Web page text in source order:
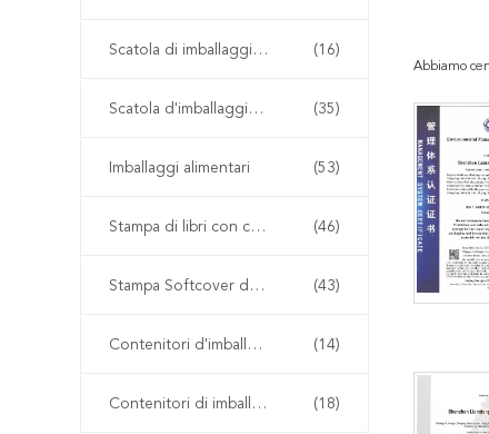
Scatola di imballaggio Vape (16)
Scatola d'imballaggio cosmetica (35)
Imballaggi alimentari (53)
Stampa di libri con copertina rigida (46)
Stampa Softcover del libro (43)
Contenitori d'imballaggio di scarpa (14)
Contenitori di imballaggio dell'abbigliamento (18)
Abbiamo